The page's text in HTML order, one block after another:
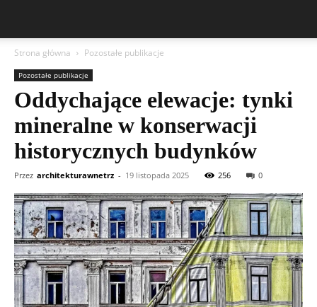
Strona główna Pozostałe publikacje
Pozostałe publikacje
Oddychające elewacje: tynki
mineralne w konserwacji
historycznych budynków
Przez architekturawnetrz - 19 listopada 2025 256 0